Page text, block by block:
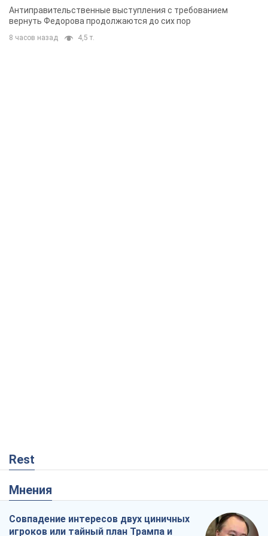
Антиправительственные выступления с требованием
вернуть Федорова продолжаются до сих пор
8 часов назад 4,5 т.
Rest
Мнения
Совпадение интересов двух циничных
игроков или тайный план Трампа и